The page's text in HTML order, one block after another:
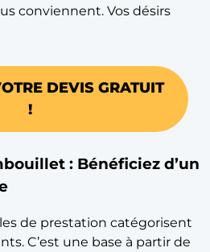
conviennent. Vos désirs
DEVIS GRATUIT
!
: Bénéficiez d’un
de prestation catégorisent
C’est une base à partir de